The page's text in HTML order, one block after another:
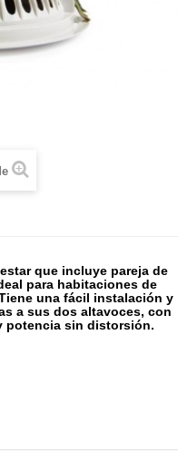
que incluye pareja de
para habitaciones de
una fácil instalación y
a sus dos altavoces, con
potencia sin distorsión.